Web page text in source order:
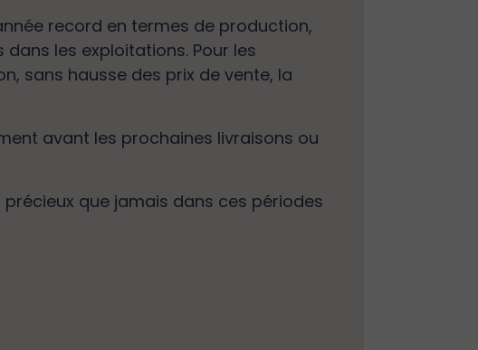
record en termes de production,
les exploitations. Pour les
sans hausse des prix de vente, la
avant les prochaines livraisons ou
que jamais dans ces périodes